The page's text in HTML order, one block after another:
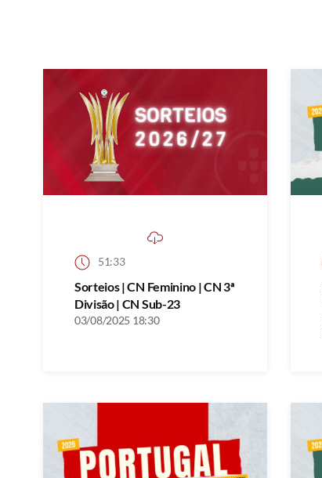
51:33
Sorteios | CN Feminino | CN 3ª
Divisão | CN Sub-23
03/08/2025 18:30